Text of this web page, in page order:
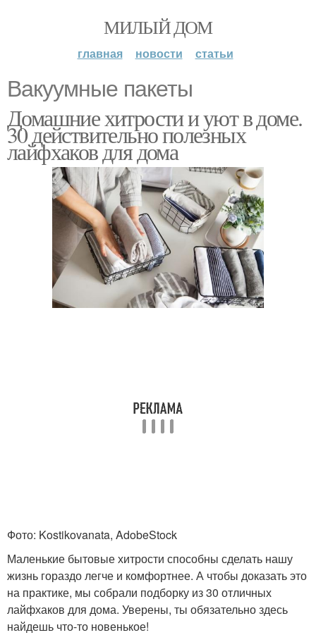
МИЛЫЙ ДОМ
главная новости статьи
Вакуумные пакеты
Домашние хитрости и уют в доме.
30 действительно полезных
лайфхаков для дома
Фото: Kostikovanata, AdobeStock
Маленькие бытовые хитрости способны сделать нашу
жизнь гораздо легче и комфортнее. А чтобы доказать это
на практике, мы собрали подборку из 30 отличных
лайфхаков для дома. Уверены, ты обязательно здесь
найдешь что-то новенькое!